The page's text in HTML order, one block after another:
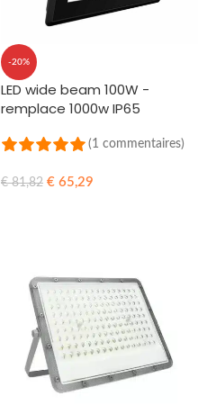
-20%
LED wide beam 100W -
remplace 1000w IP65
(1 commentaires)
€81,82 € 65,29